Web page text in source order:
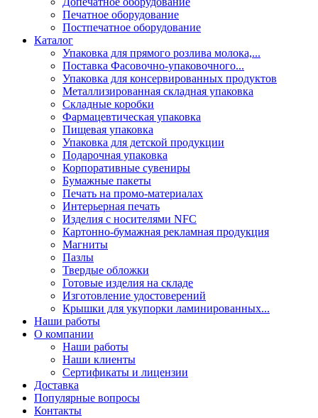
Печатное оборудование
Постпечатное оборудование
Каталог
Упаковка для прямого розлива молока,...
Поставка Фасовочно-упаковочного...
Упаковка для консервированных продуктов
Металлизированная складная упаковка
Складные коробки
Фармацевтическая упаковка
Пищевая упаковка
Упаковка для детской продукции
Подарочная упаковка
Корпоративные сувениры
Бумажные пакеты
Печать на промо-материалах
Интерьерная печать
Изделия с носителями NFC
Картонно-бумажная рекламная продукция
Магниты
Пазлы
Твердые обложки
Готовые изделия на складе
Изготовление удостоверений
Крышки для укупорки ламинированных...
Наши работы
О компании
Наши работы
Наши клиенты
Сертификаты и лицензии
Доставка
Популярные вопросы
Контакты